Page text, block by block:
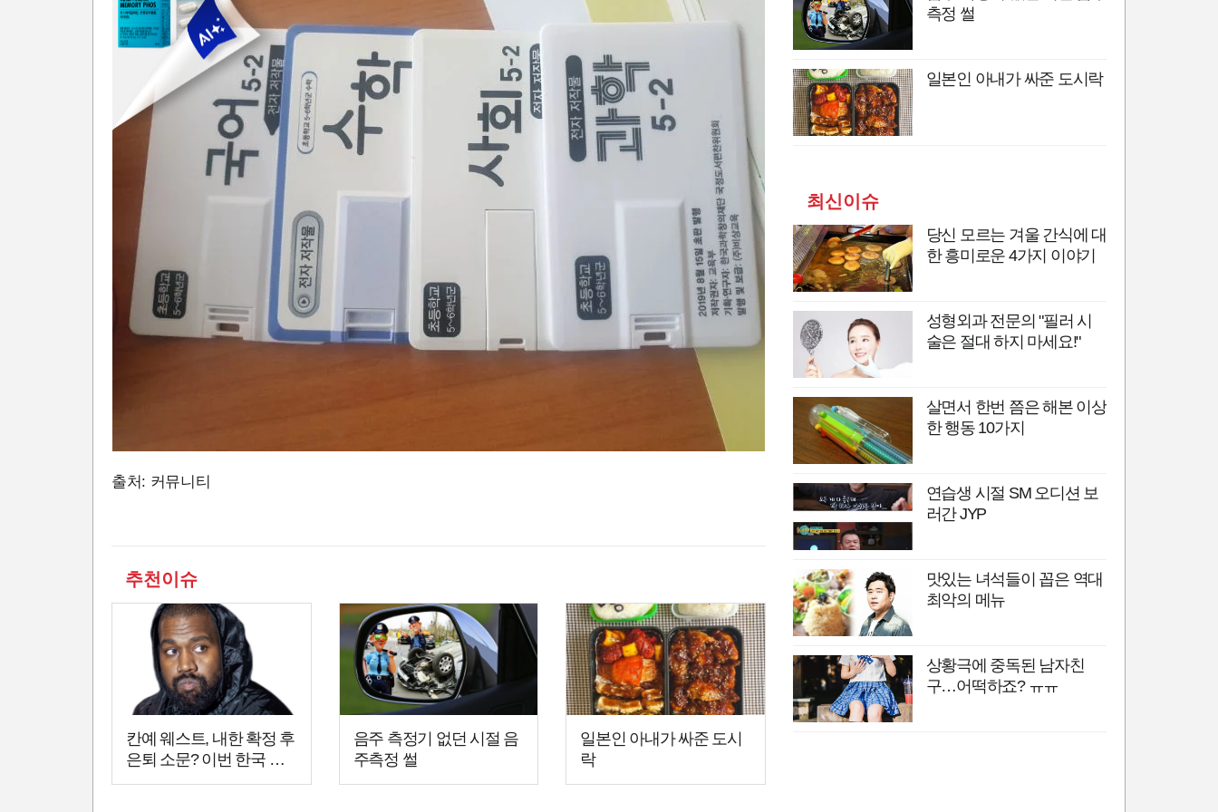
출처: 커뮤니티
추천이슈
칸예 웨스트, 내한 확정 후
은퇴 소문? 이번 한국 공
연이 마지막 무대?
음주 측정기 없던 시절 음
주측정 썰
일본인 아내가 싸준 도시
락
측정 썰
일본인 아내가 싸준 도시락
최신이슈
당신 모르는 겨울 간식에 대
한 흥미로운 4가지 이야기
성형외과 전문의 "필러 시
술은 절대 하지 마세요!"
살면서 한번 쯤은 해본 이상
한 행동 10가지
연습생 시절 SM 오디션 보
러간 JYP
맛있는 녀석들이 꼽은 역대
최악의 메뉴
상황극에 중독된 남자친
구…어떡하죠? ㅠㅠ